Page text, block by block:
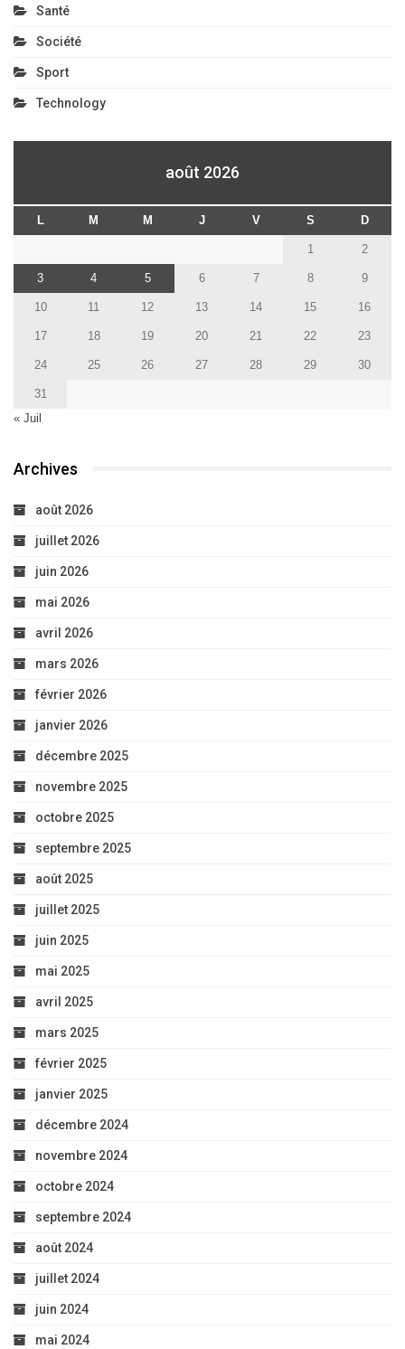
Santé
Société
Sport
Technology
août 2026
L M M J V S D
1 2
3 4 5 6 7 8 9
10 11 12 13 14 15 16
17 18 19 20 21 22 23
24 25 26 27 28 29 30
31
« Juil
Archives
août 2026
juillet 2026
juin 2026
mai 2026
avril 2026
mars 2026
février 2026
janvier 2026
décembre 2025
novembre 2025
octobre 2025
septembre 2025
août 2025
juillet 2025
juin 2025
mai 2025
avril 2025
mars 2025
février 2025
janvier 2025
décembre 2024
novembre 2024
octobre 2024
septembre 2024
août 2024
juillet 2024
juin 2024
mai 2024